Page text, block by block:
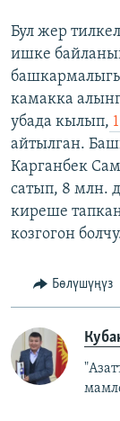
Бул жер
ишке
камакка
убада кылып,
айтылган.
Карганбек
сатып, 8 млн.
киреше
козгогон
Бөлүшүңүз